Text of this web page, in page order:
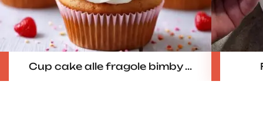
Cup cake alle fragole bimby ...